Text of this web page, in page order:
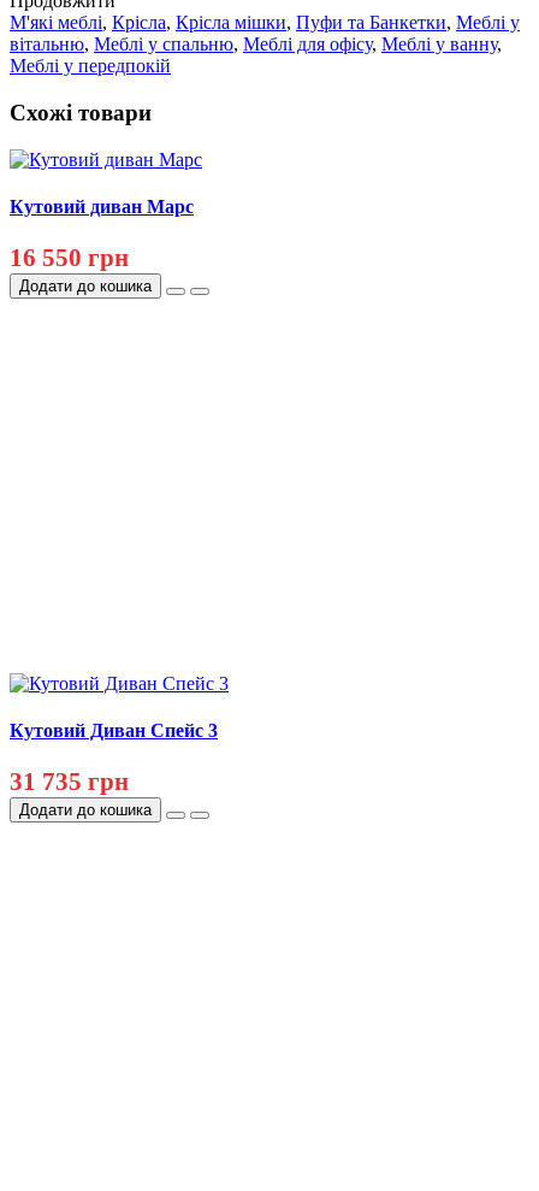
М'які меблі, Крісла, Крісла мішки, Пуфи та Банкетки, Меблі у
вітальню, Меблі у спальню, Меблі для офісу, Меблі у ванну,
Меблі у передпокій
Схожі товари
Кутовий диван Марс
16 550 грн
Додати до кошика
Кутовий Диван Спейс 3
31 735 грн
Додати до кошика